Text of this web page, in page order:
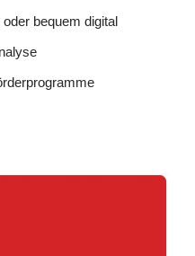
bequem digital